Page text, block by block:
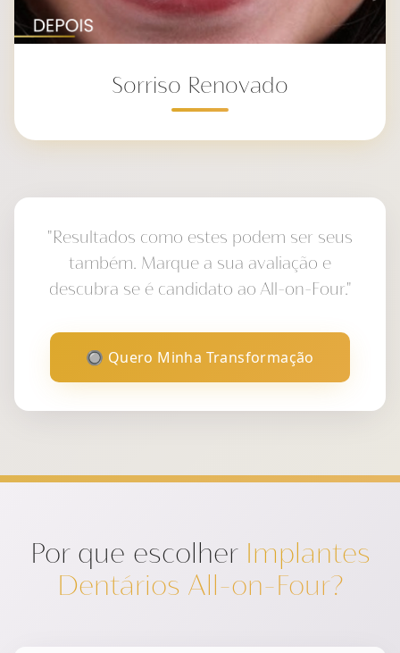
Sorriso Renovado
"Resultados como estes podem ser seus
também. Marque a sua avaliação e
descubra se é candidato ao All-on-Four."
🔘 Quero Minha Transformação
Por que escolher Implantes
Dentários All-on-Four?